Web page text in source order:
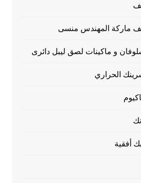
ماركة المهندس منسى
و ماكينات لصق ليبل دائرى
الحراري
أفقية